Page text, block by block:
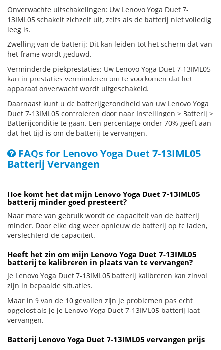
Onverwachte uitschakelingen: Uw Lenovo Yoga Duet 7-
13IML05 schakelt zichzelf uit, zelfs als de batterij niet volledig
leeg is.
Zwelling van de batterij: Dit kan leiden tot het scherm dat van
het frame wordt geduwd.
Verminderde piekprestaties: Uw Lenovo Yoga Duet 7-13IML05
kan in prestaties verminderen om te voorkomen dat het
apparaat onverwacht wordt uitgeschakeld.
Daarnaast kunt u de batterijgezondheid van uw Lenovo Yoga
Duet 7-13IML05 controleren door naar Instellingen > Batterij >
Batterijconditie te gaan. Een percentage onder 70% geeft aan
dat het tijd is om de batterij te vervangen.
FAQs for Lenovo Yoga Duet 7-13IML05
Batterij Vervangen
Hoe komt het dat mijn Lenovo Yoga Duet 7-13IML05
batterij minder goed presteert?
Naar mate van gebruik wordt de capaciteit van de batterij
minder. Door elke dag weer opnieuw de batterij op te laden,
verslechterd de capaciteit.
Heeft het zin om mijn Lenovo Yoga Duet 7-13IML05
batterij te kalibreren in plaats van te vervangen?
Je Lenovo Yoga Duet 7-13IML05 batterij kalibreren kan zinvol
zijn in bepaalde situaties.
Maar in 9 van de 10 gevallen zijn je problemen pas echt
opgelost als je je Lenovo Yoga Duet 7-13IML05 batterij laat
vervangen.
Batterij Lenovo Yoga Duet 7-13IML05 vervangen prijs